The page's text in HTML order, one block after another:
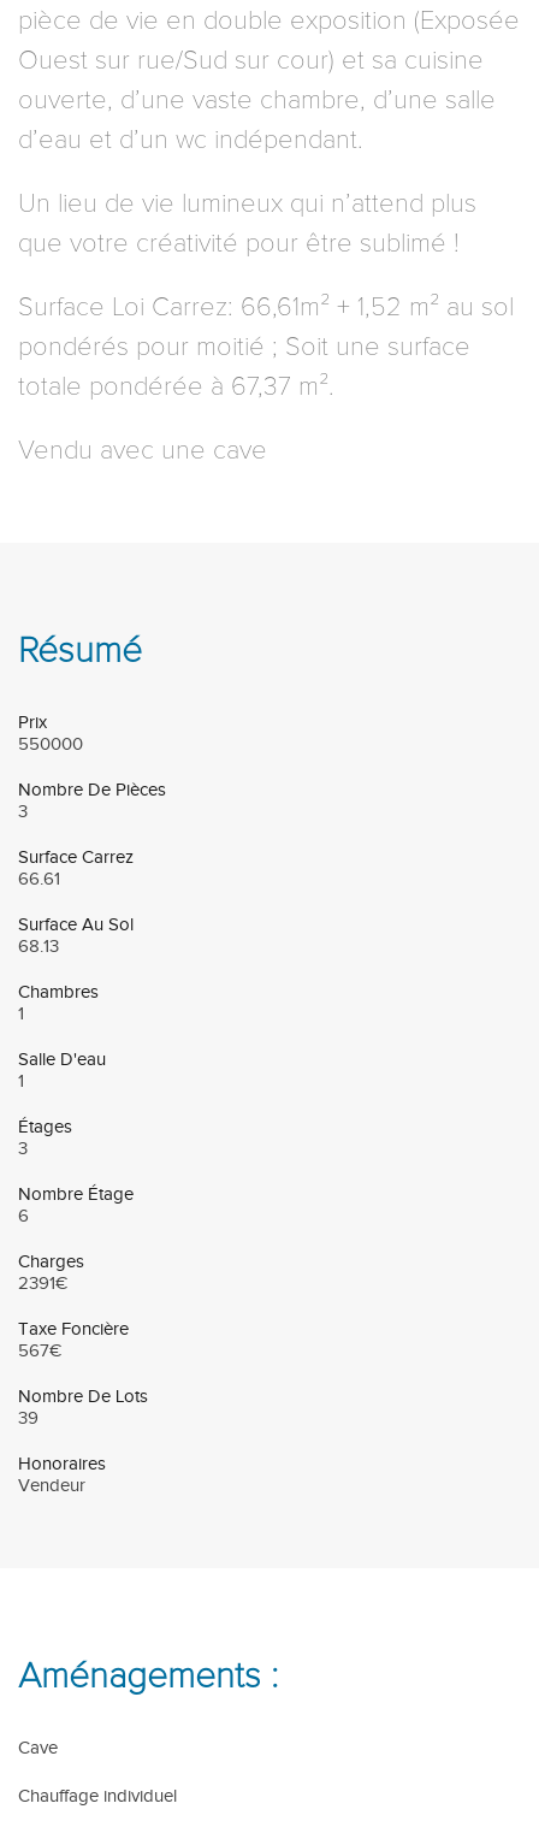
pièce de vie en double exposition (Exposée
Ouest sur rue/Sud sur cour) et sa cuisine
ouverte, d’une vaste chambre, d’une salle
d’eau et d’un wc indépendant.
Un lieu de vie lumineux qui n’attend plus
que votre créativité pour être sublimé !
Surface Loi Carrez: 66,61m² + 1,52 m² au sol
pondérés pour moitié ; Soit une surface
totale pondérée à 67,37 m².
Vendu avec une cave
Résumé
Prix
550000
Nombre De Pièces
3
Surface Carrez
66.61
Surface Au Sol
68.13
Chambres
1
Salle D'eau
1
Étages
3
Nombre Étage
6
Charges
2391€
Taxe Foncière
567€
Nombre De Lots
39
Honoraires
Vendeur
Aménagements :
Cave
Chauffage individuel